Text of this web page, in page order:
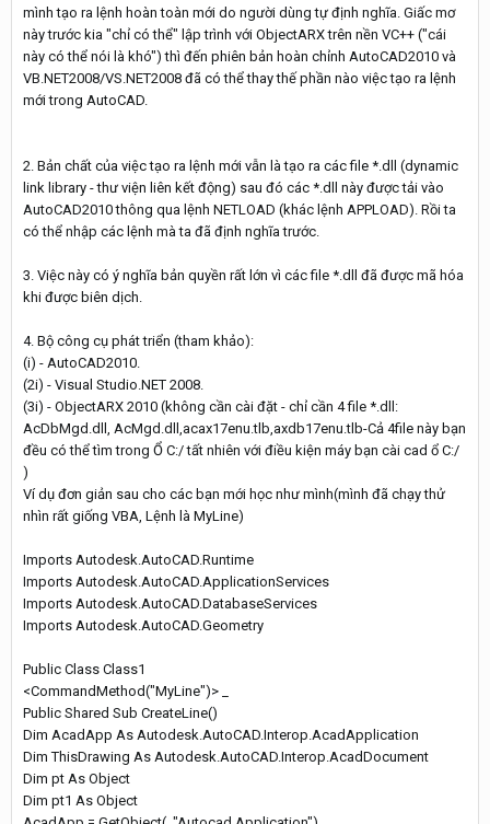
mình tạo ra lệnh hoàn toàn mới do người dùng tự định nghĩa. Giấc mơ
này trước kia "chỉ có thể" lập trình với ObjectARX trên nền VC++ ("cái
này có thể nói là khó") thì đến phiên bản hoàn chỉnh AutoCAD2010 và
VB.NET2008/VS.NET2008 đã có thể thay thế phần nào việc tạo ra lệnh
mới trong AutoCAD.
2. Bản chất của việc tạo ra lệnh mới vẫn là tạo ra các file *.dll (dynamic
link library - thư viện liên kết động) sau đó các *.dll này được tải vào
AutoCAD2010 thông qua lệnh NETLOAD (khác lệnh APPLOAD). Rồi ta
có thể nhập các lệnh mà ta đã định nghĩa trước.
3. Việc này có ý nghĩa bản quyền rất lớn vì các file *.dll đã được mã hóa
khi được biên dịch.
4. Bộ công cụ phát triển (tham khảo):
(i) - AutoCAD2010.
(2i) - Visual Studio.NET 2008.
(3i) - ObjectARX 2010 (không cần cài đặt - chỉ cần 4 file *.dll:
AcDbMgd.dll, AcMgd.dll,acax17enu.tlb,axdb17enu.tlb-Cả 4file này bạn
đều có thể tìm trong Ổ C:/ tất nhiên với điều kiện máy bạn cài cad ổ C:/
)
Ví dụ đơn giản sau cho các bạn mới học như mình(mình đã chạy thử
nhìn rất giống VBA, Lệnh là MyLine)
Imports Autodesk.AutoCAD.Runtime
Imports Autodesk.AutoCAD.ApplicationServices
Imports Autodesk.AutoCAD.DatabaseServices
Imports Autodesk.AutoCAD.Geometry
Public Class Class1
<CommandMethod("MyLine")> _
Public Shared Sub CreateLine()
Dim AcadApp As Autodesk.AutoCAD.Interop.AcadApplication
Dim ThisDrawing As Autodesk.AutoCAD.Interop.AcadDocument
Dim pt As Object
Dim pt1 As Object